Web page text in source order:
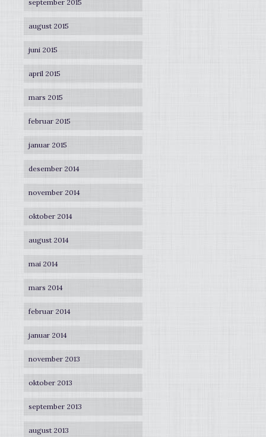
september 2015
august 2015
juni 2015
april 2015
mars 2015
februar 2015
januar 2015
desember 2014
november 2014
oktober 2014
august 2014
mai 2014
mars 2014
februar 2014
januar 2014
november 2013
oktober 2013
september 2013
august 2013